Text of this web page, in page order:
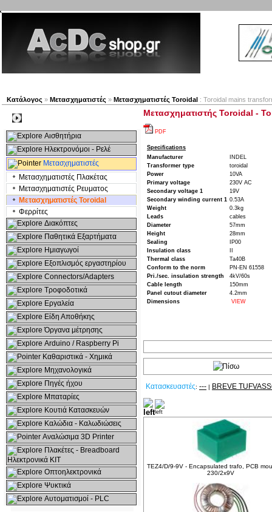
Κατάλογος » Μετασχηματιστές » Μετασχηματιστές Toroidal : Toroidal mains
Αισθητήρια
Ηλεκτρονόμοι - Ρελέ
Μετασχηματιστές
Μετασχηματιστές Πλακέτας
Μετασχηματιστές Ρευματος
Μετασχηματιστές Toroidal
Φερρίτες
Διακόπτες
Παθητικά Εξαρτήματα
Hμιαγωγοί
Εξοπλισμός εργαστηρίου
Connectors/Adapters
Τροφοδοτικά
Εργαλεία
Είδη Αποθήκης
Όργανα μέτρησης
Arduino / Raspberry Pi
Καθαριστικά - Χημικά
Μηχανολογικά
Πηγές ήχου
Μπαταρίες
Κουτιά Κατασκευών
Καλώδια - Καλωδιώσεις
Αναλώσιμα 3D Printer
Πλακέτες - Breadboard
Ηλεκτρονικά ΚΙΤ
Οπτοηλεκτρονικά
Ψυκτικά
Αυτοματισμοί - PLC
Μετασχηματιστής Toroidal -
PDF
Specifications
Manufacturer
INDEL
Transformer type
toroidal
Power
10VA
Primary voltage
230V AC
Secondary voltage 1
19V
Secondary winding current 1 0.53A
Weight
0.3kg
Leads
cables
Diameter
57mm
Height
28mm
Sealing
IP00
Insulation class
Thermal class
Ta40B
Conform to the norm
PN-EN 61558
Pri./sec. insulation strength
4kV/60s
Cable length
150mm
Panel cutout diameter
4.2mm
Dimensions
VIEW
Κατασκευαστές: --- | BREVE
TEZ4/D/9-9V - Encapsulated trafo, PCB
230/2x9V